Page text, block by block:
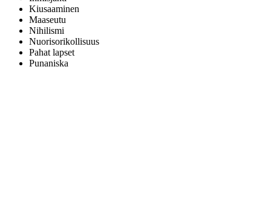
Kiusaaminen
Maaseutu
Nihilismi
Nuorisorikollisuus
Pahat lapset
Punaniska